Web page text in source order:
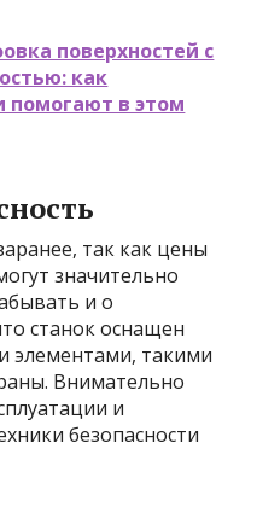
поверхностей с
как
в этом
так как цены
значительно
и о
станок оснащен
такими
Внимательно
и
безопасности